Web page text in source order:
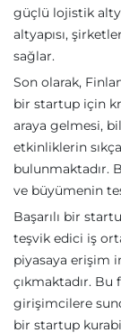
güçlü lojistik
altyapısı,
sağlar.
Son olarak,
bir startup için
araya gelmesi,
etkinliklerin
bulunmaktadır.
ve büyümenin
Başarılı bir
teşvik edici iş
piyasaya erişim
çıkmaktadır.
girişimcilere
bir startup